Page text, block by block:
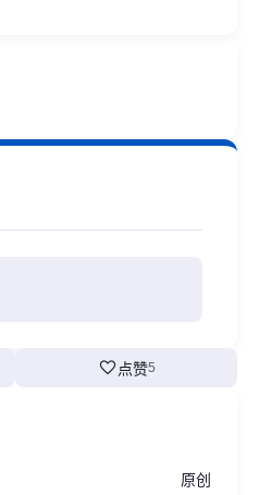
favorite 点赞5
原创